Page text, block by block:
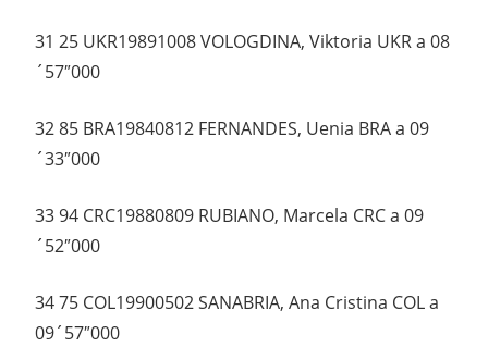
31 25 UKR19891008 VOLOGDINA, Viktoria UKR a 08
´57″000
32 85 BRA19840812 FERNANDES, Uenia BRA a 09
´33″000
33 94 CRC19880809 RUBIANO, Marcela CRC a 09
´52″000
34 75 COL19900502 SANABRIA, Ana Cristina COL a
09´57″000